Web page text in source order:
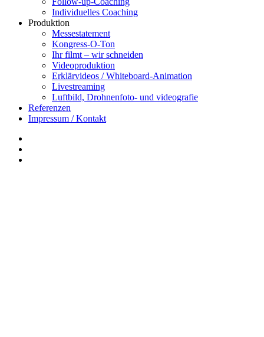
Individuelles Coaching
Produktion
Messestatement
Kongress-O-Ton
Ihr filmt – wir schneiden
Videoproduktion
Erklärvideos / Whiteboard-Animation
Livestreaming
Luftbild, Drohnenfoto- und videografie
Referenzen
Impressum / Kontakt